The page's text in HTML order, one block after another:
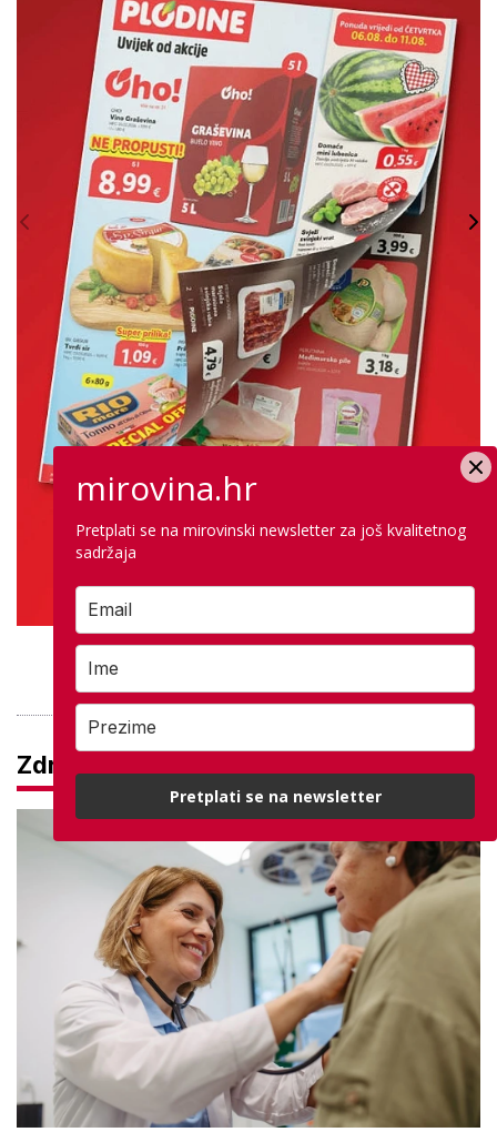
Zdravlje
mirovina.hr
Pretplati se na mirovinski newsletter za još kvalitetnog
sadržaja
Pretplati se na newsletter